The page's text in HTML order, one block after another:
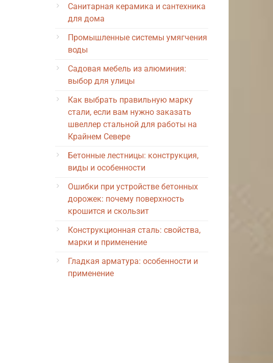
Санитарная керамика и сантехника
для дома
Промышленные системы умягчения
воды
Садовая мебель из алюминия:
выбор для улицы
Как выбрать правильную марку
стали, если вам нужно заказать
швеллер стальной для работы на
Крайнем Севере
Бетонные лестницы: конструкция,
виды и особенности
Ошибки при устройстве бетонных
дорожек: почему поверхность
крошится и скользит
Конструкционная сталь: свойства,
марки и применение
Гладкая арматура: особенности и
применение